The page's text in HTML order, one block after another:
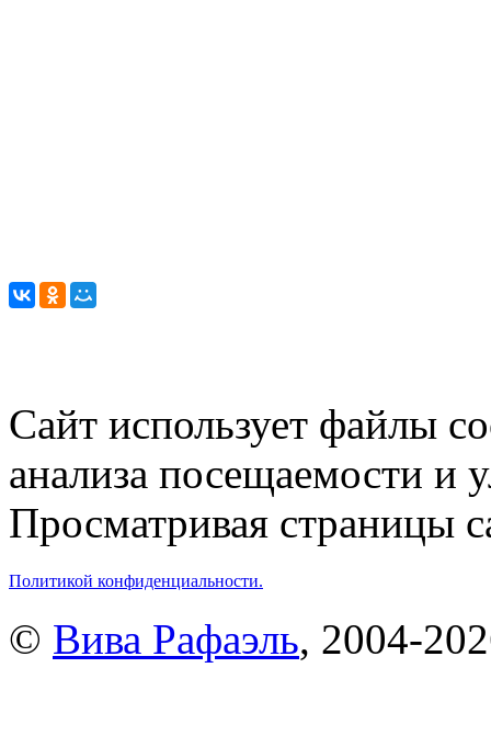
Сайт использует файлы
анализа посещаемости и
Просматривая страницы
Политикой конфиденциальности.
© Вива Рафаэль, 2004-